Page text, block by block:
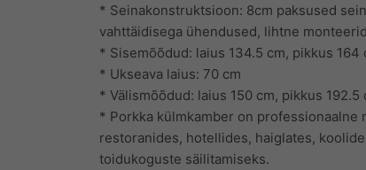
* Seinakonstruktsioon: 8cm paksused
vahttäidisega ühendused, lihtne
* Sisemõõdud: laius 134.5 cm, pikkus 164
* Ukseava laius: 70 cm
* Välismõõdud: laius 150 cm, pikkus 192.5
* Porkka külmkamber on professionaalne
restoranides, hotellides, haiglates,
toidukoguste säilitamiseks.